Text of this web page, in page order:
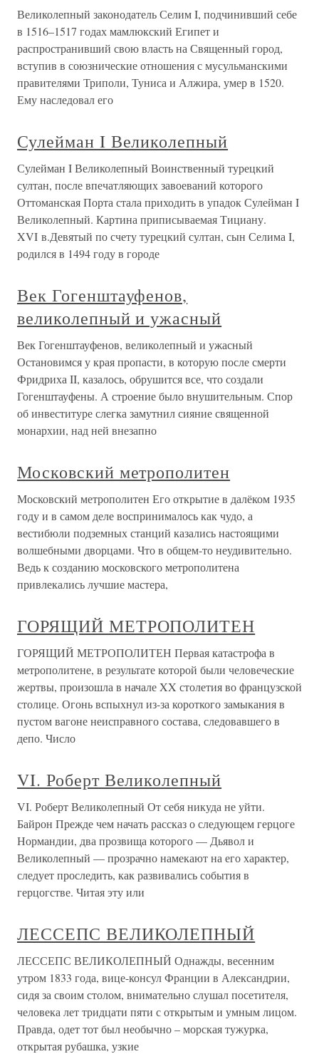
Великолепный законодатель Селим I, подчинивший себе
в 1516–1517 годах мамлюкский Египет и
распространивший свою власть на Священный город,
вступив в союзнические отношения с мусульманскими
правителями Триполи, Туниса и Алжира, умер в 1520.
Ему наследовал его
Сулейман I Великолепный
Сулейман I Великолепный Воинственный турецкий
султан, после впечатляющих завоеваний которого
Оттоманская Порта стала приходить в упадок Сулейман I
Великолепный. Картина приписываемая Тициану.
XVI в.Девятый по счету турецкий султан, сын Селима I,
родился в 1494 году в городе
Век Гогенштауфенов,
великолепный и ужасный
Век Гогенштауфенов, великолепный и ужасный
Остановимся у края пропасти, в которую после смерти
Фридриха II, казалось, обрушится все, что создали
Гогенштауфены. А строение было внушительным. Спор
об инвеституре слегка замутнил сияние священной
монархии, над ней внезапно
Московский метрополитен
Московский метрополитен Его открытие в далёком 1935
году и в самом деле воспринималось как чудо, а
вестибюли подземных станций казались настоящими
волшебными дворцами. Что в общем-то неудивительно.
Ведь к созданию московского метрополитена
привлекались лучшие мастера,
ГОРЯЩИЙ МЕТРОПОЛИТЕН
ГОРЯЩИЙ МЕТРОПОЛИТЕН Первая катастрофа в
метрополитене, в результате которой были человеческие
жертвы, произошла в начале XX столетия во французской
столице. Огонь вспыхнул из-за короткого замыкания в
пустом вагоне неисправного состава, следовавшего в
депо. Число
VI. Роберт Великолепный
VI. Роберт Великолепный От себя никуда не уйти.
Байрон Прежде чем начать рассказ о следующем герцоге
Нормандии, два прозвища которого — Дьявол и
Великолепный — прозрачно намекают на его характер,
следует проследить, как развивались события в
герцогстве. Читая эту или
ЛЕССЕПС ВЕЛИКОЛЕПНЫЙ
ЛЕССЕПС ВЕЛИКОЛЕПНЫЙ Однажды, весенним
утром 1833 года, вице-консул Франции в Александрии,
сидя за своим столом, внимательно слушал посетителя,
человека лет тридцати пяти с открытым и умным лицом.
Правда, одет тот был необычно – морская тужурка,
открытая рубашка, узкие